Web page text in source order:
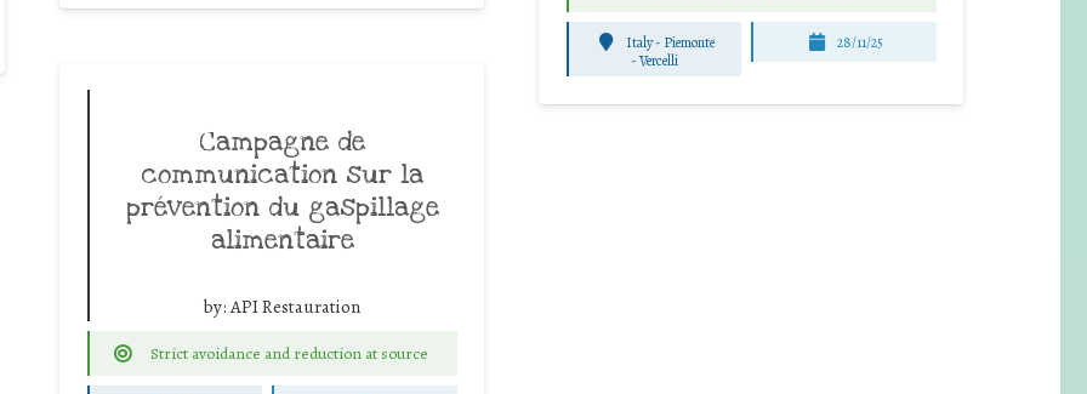
Italy - Piemonte
-Vercelli
28/11/25
Campagne de
communication sur la
prévention du gaspillage
alimentaire
by:API Restauration
Strict avoidance and reduction at source